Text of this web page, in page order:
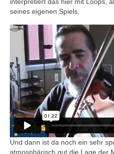
seines eigenen Spiels.
Und dann ist da noch ein sehr
atmosphärisch gut die Lage der